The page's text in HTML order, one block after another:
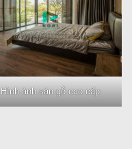
Hình ảnh sàn gỗ cao cấp